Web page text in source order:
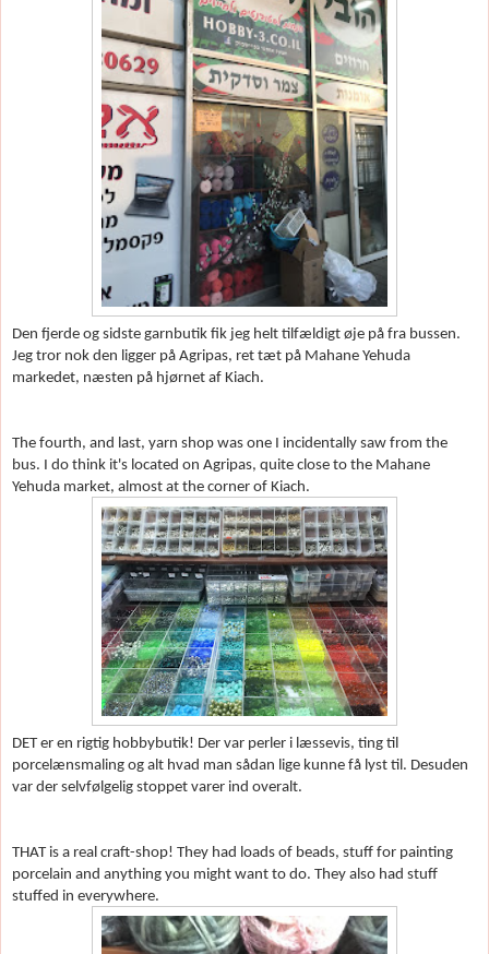
Den fjerde og sidste garnbutik fik jeg helt tilfældigt øje på fra bussen.
Jeg tror nok den ligger på Agripas, ret tæt på Mahane Yehuda
markedet, næsten på hjørnet af Kiach.
The fourth, and last, yarn shop was one I incidentally saw from the
bus. I do think it's located on Agripas, quite close to the Mahane
Yehuda market, almost at the corner of Kiach.
DET er en rigtig hobbybutik! Der var perler i l æssevis, ting til
porcel ænsmaling og alt hvad man sådan lige kunne få lyst til. Desuden
var der selvfølgelig stoppet varer ind overalt.
THAT is a real craft-shop! They had loads of beads, stuff for painting
porcelain and anything you might want to do. They also had stuff
stuffed in everywhere.